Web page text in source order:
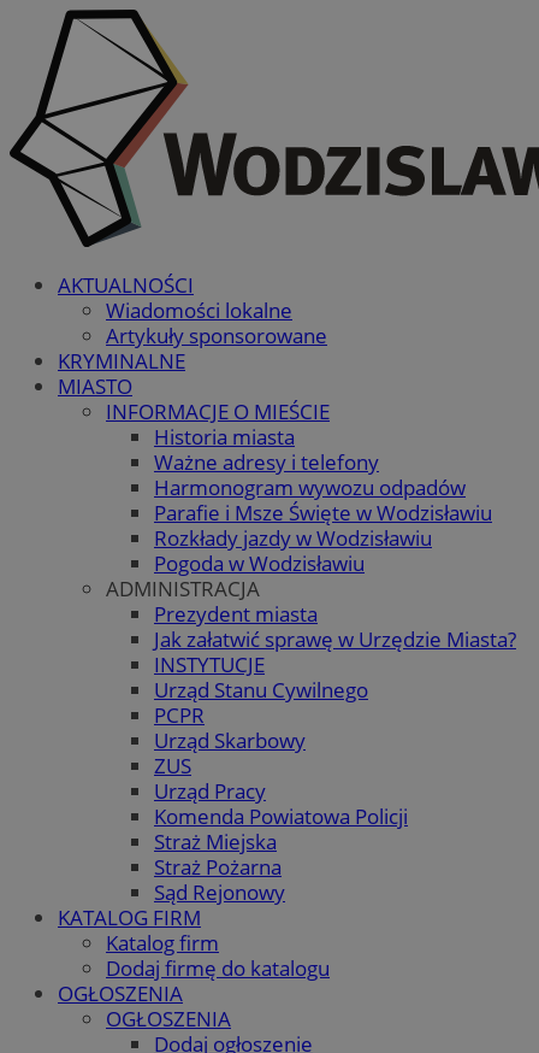
AKTUALNOŚCI
Wiadomości lokalne
Artykuły sponsorowane
KRYMINALNE
MIASTO
INFORMACJE O MIEŚCIE
Historia miasta
Ważne adresy i telefony
Harmonogram wywozu odpadów
Parafie i Msze Święte w Wodzisławiu
Rozkłady jazdy w Wodzisławiu
Pogoda w Wodzisławiu
ADMINISTRACJA
Prezydent miasta
Jak załatwić sprawę w Urzędzie Miasta?
INSTYTUCJE
Urząd Stanu Cywilnego
PCPR
Urząd Skarbowy
ZUS
Urząd Pracy
Komenda Powiatowa Policji
Straż Miejska
Straż Pożarna
Sąd Rejonowy
KATALOG FIRM
Katalog firm
Dodaj firmę do katalogu
OGŁOSZENIA
OGŁOSZENIA
Dodaj ogłoszenie